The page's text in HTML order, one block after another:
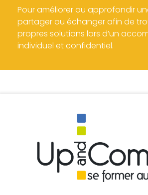
Pour améliorer ou approfondir
partager ou échanger afin de
propres solutions lors d’un
individuel et confidentiel.